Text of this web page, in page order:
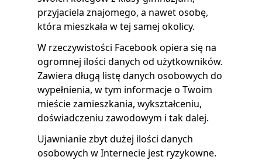
przyjaciela znajomego, a nawet osobę,
która mieszkała w tej samej okolicy.
W rzeczywistości Facebook opiera się na
ogromnej ilości danych od użytkowników.
Zawiera długą listę danych osobowych do
wypełnienia, w tym informacje o Twoim
mieście zamieszkania, wykształceniu,
doświadczeniu zawodowym i tak dalej.
Ujawnianie zbyt dużej ilości danych
osobowych w Internecie jest ryzykowne.